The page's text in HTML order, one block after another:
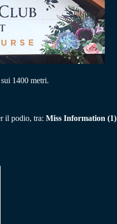
1400 metri.
il podio, tra: Miss Information (1)